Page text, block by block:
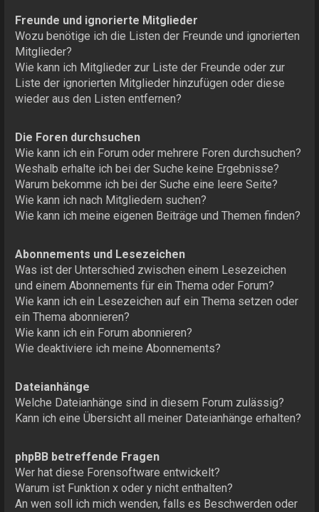
Freunde und ignorierte Mitglieder
Wozu benötige ich die Listen der Freunde und ignorierten
Mitglieder?
Wie kann ich Mitglieder zur Liste der Freunde oder zur
Liste der ignorierten Mitglieder hinzufügen oder diese
wieder aus den Listen entfernen?
Die Foren durchsuchen
Wie kann ich ein Forum oder mehrere Foren durchsuchen?
Weshalb erhalte ich bei der Suche keine Ergebnisse?
Warum bekomme ich bei der Suche eine leere Seite?
Wie kann ich nach Mitgliedern suchen?
Wie kann ich meine eigenen Beiträge und Themen finden?
Abonnements und Lesezeichen
Was ist der Unterschied zwischen einem Lesezeichen
und einem Abonnements für ein Thema oder Forum?
Wie kann ich ein Lesezeichen auf ein Thema setzen oder
ein Thema abonnieren?
Wie kann ich ein Forum abonnieren?
Wie deaktiviere ich meine Abonnements?
Dateianhänge
Welche Dateianhänge sind in diesem Forum zulässig?
Kann ich eine Übersicht all meiner Dateianhänge erhalten?
phpBB betreffende Fragen
Wer hat diese Forensoftware entwickelt?
Warum ist Funktion x oder y nicht enthalten?
An wen soll ich mich wenden, falls es Beschwerden oder